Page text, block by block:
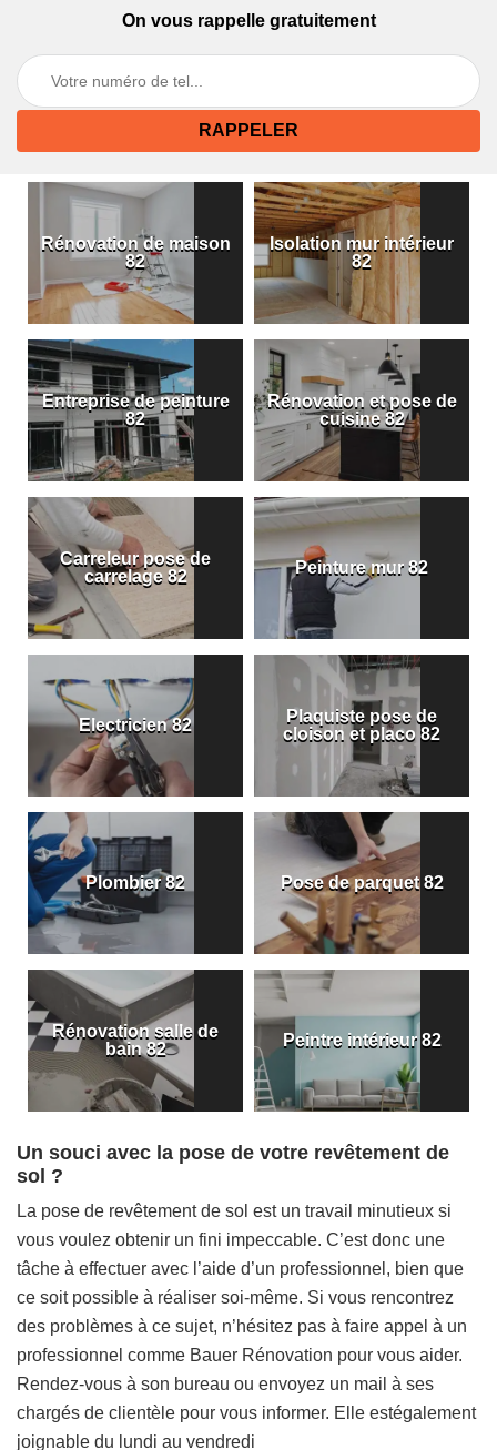
On vous rappelle gratuitement
Rénovation de maison
82
Isolation mur intérieur
82
Entreprise de peinture
82
Rénovation et pose de
cuisine 82
Carreleur pose de
carrelage 82
Peinture mur 82
Electricien 82
Plaquiste pose de
cloison et placo 82
Plombier 82 Pose de parquet 82
Rénovation salle de
bain 82
Peintre intérieur 82
Un souci avec la pose de votre revêtement de
sol ?
La pose de revêtement de sol est un travail minutieux si
vous voulez obtenir un fini impeccable. C’est donc une
tâche à effectuer avec l’aide d’un professionnel, bien que
ce soit possible à réaliser soi-même. Si vous rencontrez
des problèmes à ce sujet, n’hésitez pas à faire appel à un
professionnel comme Bauer Rénovation pour vous aider.
Rendez-vous à son bureau ou envoyez un mail à ses
chargés de clientèle pour vous informer. Elle estégalement
joignable du lundi au vendredi